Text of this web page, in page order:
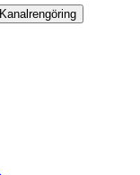
Kanalrengöring